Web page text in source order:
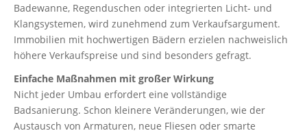
Badewanne, Regenduschen oder integrierten Licht- und
Klangsystemen, wird zunehmend zum Verkaufsargument.
Immobilien mit hochwertigen Bädern erzielen nachweislich
höhere Verkaufspreise und sind besonders gefragt.
Einfache Maßnahmen mit großer Wirkung
Nicht jeder Umbau erfordert eine vollständige
Badsanierung. Schon kleinere Veränderungen, wie der
Austausch von Armaturen, neue Fliesen oder smarte